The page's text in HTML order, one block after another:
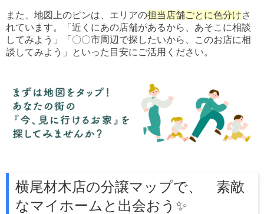
また、地図上のピンは、エリアの担当店舗ごとに色分けさ
れています。「近くにあの店舗があるから、あそこに相談
してみよう」「〇〇市周辺で探したいから、このお店に相
談してみよう」といった目安にご活用ください。
横尾材木店の分譲マップで、 素敵
なマイホームと出会おう✨